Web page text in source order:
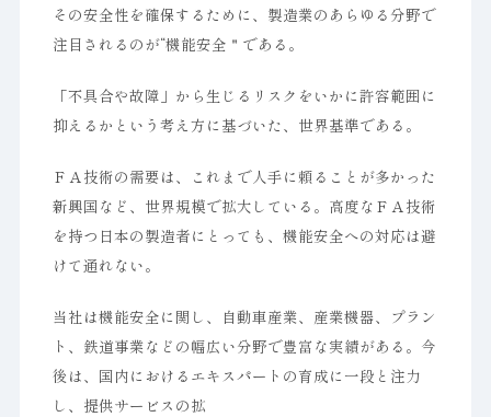
その安全性を確保するために、製造業のあらゆる分野で
注目されるのが“機能安全＂である。
「不具合や故障」から生じるリスクをいかに許容範囲に
抑えるかという考え方に基づいた、世界基準である。
ＦＡ技術の需要は、これまで人手に頼ることが多かった
新興国など、世界規模で拡大している。高度なＦＡ技術
を持つ日本の製造者にとっても、機能安全への対応は避
けて通れない。
当社は機能安全に関し、自動車産業、産業機器、プラン
ト、鉄道事業などの幅広い分野で豊富な実績がある。今
後は、国内におけるエキスパートの育成に一段と注力
し、提供サービスの拡